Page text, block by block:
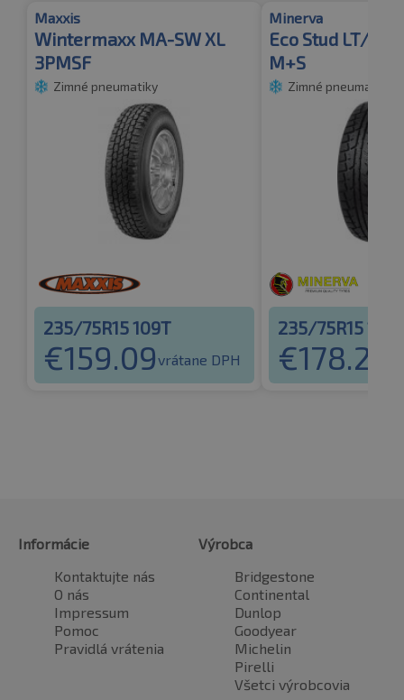
Maxxis
Wintermaxx MA-SW XL
3PMSF
Zimné pneumatiky
235/75R15 109T
€159.09vrátane DPH
Minerva
Eco Stud LT/
M+S
Zimné pneumatiky
235/75R15
€178.25
Informácie
Kontaktujte nás
O nás
Impressum
Pomoc
Pravidlá vrátenia
Výrobca
Bridgestone
Continental
Dunlop
Goodyear
Michelin
Pirelli
Všetci výrobcovia